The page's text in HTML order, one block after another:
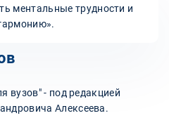
ментальные трудности и
вузов" - под редакцией
Алексеева.